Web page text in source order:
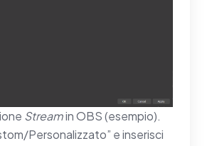
Streamin OBS (esempio).
Personalizzato” e inserisci